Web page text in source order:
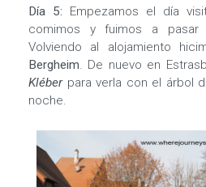
Día 5: Empezamos el día
comimos y fuimos a
Volviendo al alojamiento
Bergheim. De nuevo en
Kléber para verla con el árbol
noche.